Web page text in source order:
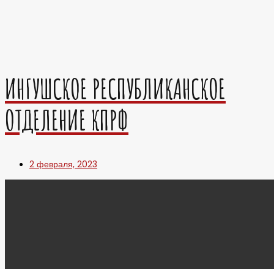
ИНГУШСКОЕ РЕСПУБЛИКАНСКОЕ
ОТДЕЛЕНИЕ КПРФ
2 февраля, 2023